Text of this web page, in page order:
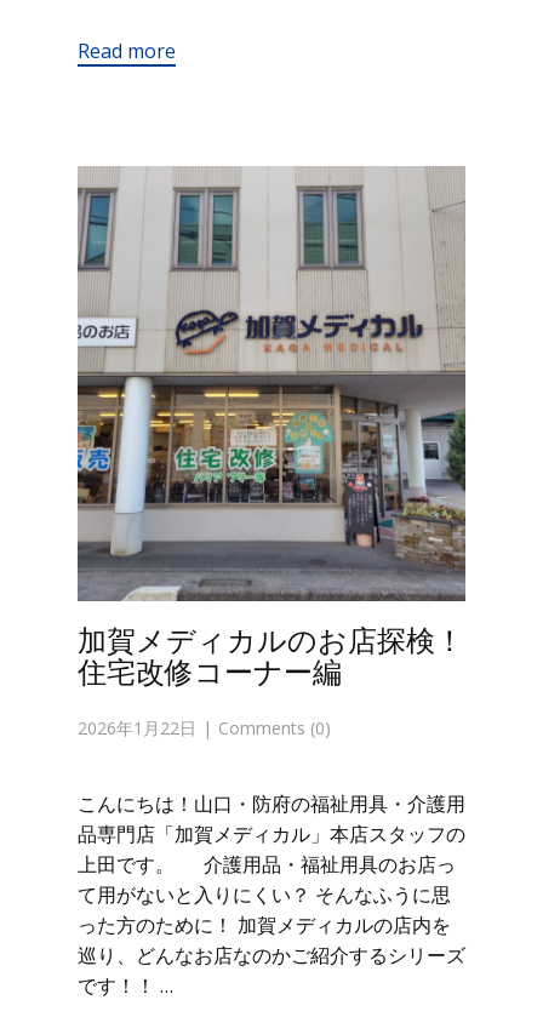
Read more
加賀メディカルのお店探検！
住宅改修コーナー編
2026年1月22日 Comments (0)
こんにちは！山口・防府の福祉用具・介護用
品専門店「加賀メディカル」本店スタッフの
上田です。 介護用品・福祉用具のお店っ
て用がないと入りにくい？ そんなふうに思
った方のために！ 加賀メディカルの店内を
巡り、どんなお店なのかご紹介するシリーズ
です！！ …